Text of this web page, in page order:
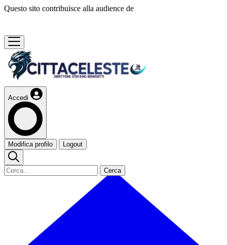
Questo sito contribuisce alla audience de
Accedi
Modifica profilo Logout
Cerca